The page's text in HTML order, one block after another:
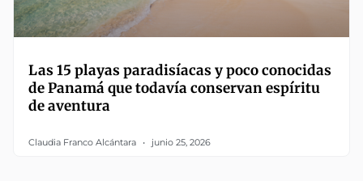
Las 15 playas paradisíacas y poco conocidas
de Panamá que todavía conservan espíritu
de aventura
Claudia Franco Alcántara junio 25, 2026